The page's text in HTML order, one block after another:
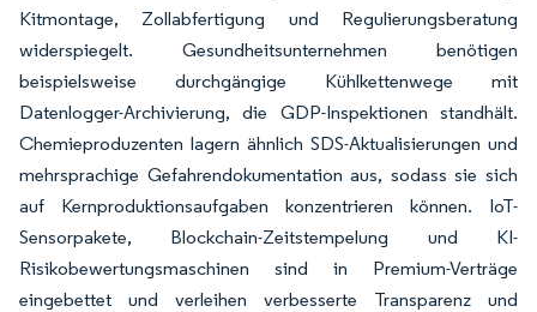
Kitmontage, Zollabfertigung und Regulierungsberatung
widerspiegelt. Gesundheitsunternehmen benötigen
beispielsweise durchgängige Kühlkettenwege mit
Datenlogger-Archivierung, die GDP-Inspektionen standhält.
Chemieproduzenten lagern ähnlich SDS-Aktualisierungen und
mehrsprachige Gefahrendokumentation aus, sodass sie sich
auf Kernproduktionsaufgaben konzentrieren können. IoT-
Sensorpakete, Blockchain-Zeitstempelung und KI-
Risikobewertungsmaschinen sind in Premium-Verträge
eingebettet und verleihen verbesserte Transparenz und